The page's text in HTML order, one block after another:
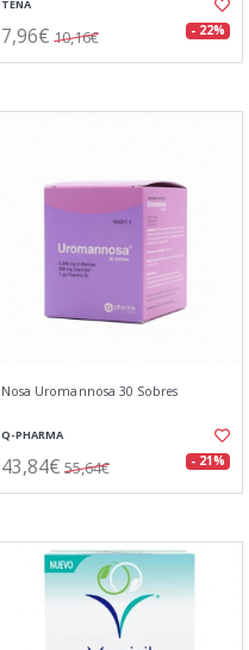
TENA
7,96€ 10,16€ - 22%
Nosa Uromannosa 30 Sobres
Q-PHARMA
43,84€ 55,64€ - 21%